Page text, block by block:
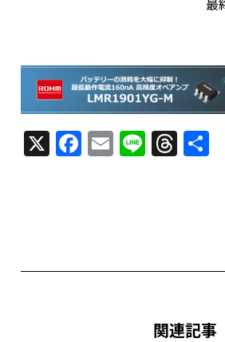
最
X F
a
o
E
m
Li
n
T
h
s
関連記事